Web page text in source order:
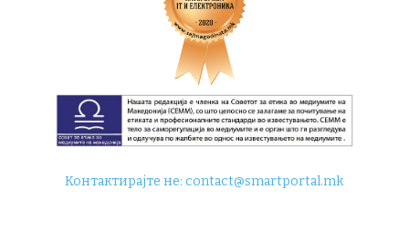
Контактирајте не:contact@smartportal.mk